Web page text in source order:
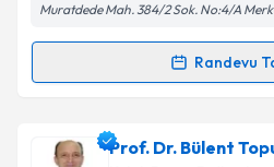
Muratdede Mah. 384/2 Sok. No:4/A
Randevu
Randevu Takvimi
Op. Dr. Gökhan Aydemir
Prof. Dr. Bülent